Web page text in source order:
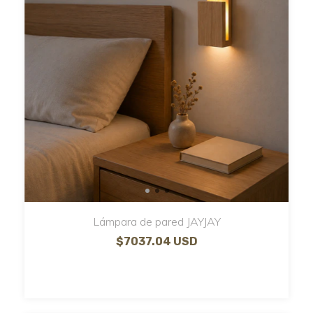
Lámpara de pared JAYJAY
$7037.04 USD